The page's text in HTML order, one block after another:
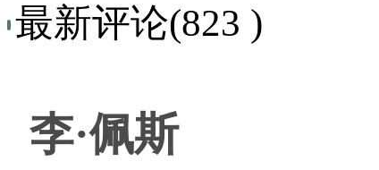
最新评论(823 )
李·佩斯